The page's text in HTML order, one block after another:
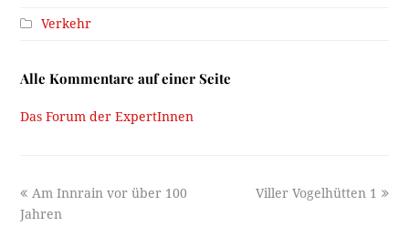
Verkehr
Alle Kommentare auf einer Seite
Das Forum der ExpertInnen
previous
post:
Am Innrain vor über 100
Jahren
next
Viller Vogelhütten 1